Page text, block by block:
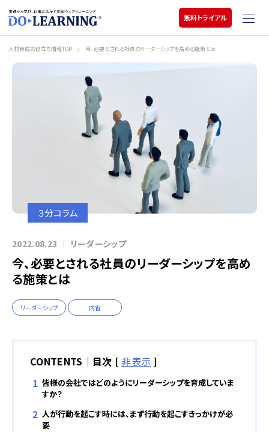
無料トライアル
人材育成お役立ち情報TOP / 今、必要とされる社員のリーダーシップを高める施策とは
３分コラム
2022.08.23 ｜ リーダーシップ
今、必要とされる社員のリーダーシップを高め
る施策とは
リーダーシップ 内省
CONTENTS｜目次 [ 非表示 ]
皆様の会社ではどのようにリーダーシップを育成していま
すか？
人が行動を起こす時には、まず行動を起こすきっかけが必
要